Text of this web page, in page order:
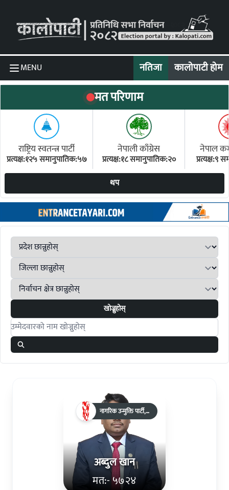
MENU नतिजा कालोपाटी होम
मत परिणाम
राष्ट्रिय स्वतन्त्र पार्टी
प्रत्यक्ष:१२५ समानुपातिक:५७
नेपाली काँग्रेस
प्रत्यक्ष:१८ समानुपातिक:२०
नेपाल
प्रत्यक्ष:९
थप
खोज्नुहोस्
Search candidates
अब्दुल खान
मत:- ५७२४
नागरिक उन्मुक्ति पार्टी,
नेपाल(एकल चुनाव चिन्ह)